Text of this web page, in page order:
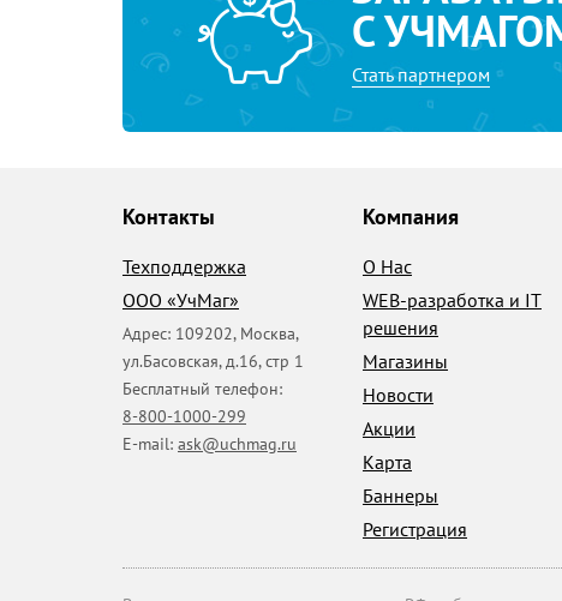
С
Стать партнером
Контакты
Техподдержка
ООО «УчМаг»
Адрес: 109202, Москва,
ул.Басовская, д.16, стр 1
Бесплатный телефон:
8-800-1000-299
E-mail: ask@uchmag.ru
Компания
О Нас
WEB-разработка и IT
решения
Магазины
Новости
Акции
Карта
Баннеры
Регистрация